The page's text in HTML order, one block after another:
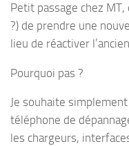
Petit passage chez
?) de prendre une
lieu de réactiver
Pourquoi pas ?
Je souhaite
téléphone de
les chargeurs,